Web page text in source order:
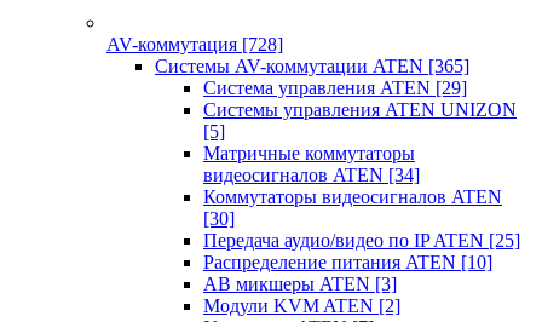
AV-коммутация [728]
Системы AV-коммутации ATEN [365]
Система управления ATEN [29]
Системы управления ATEN UNIZON
[5]
Матричные коммутаторы
видеосигналов ATEN [34]
Коммутаторы видеосигналов ATEN
[30]
Передача аудио/видео по IP ATEN [25]
Распределение питания ATEN [10]
АВ микшеры ATEN [3]
Модули KVM ATEN [2]